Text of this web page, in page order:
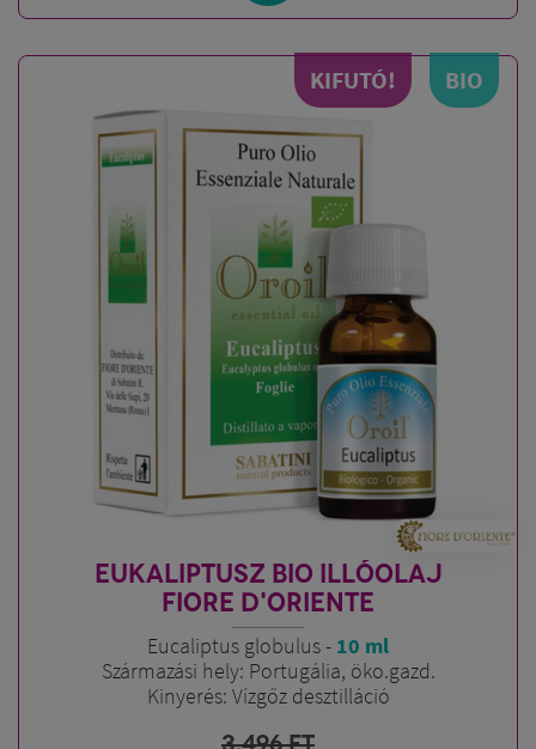
KIFUTÓ! BIO
EUKALIPTUSZ BIO ILLÓOLAJ
FIORE D'ORIENTE
Eucaliptus globulus - 10 ml
Származási hely: Portugália, öko.gazd.
Kinyerés: Vízgőz desztilláció
3.496FT